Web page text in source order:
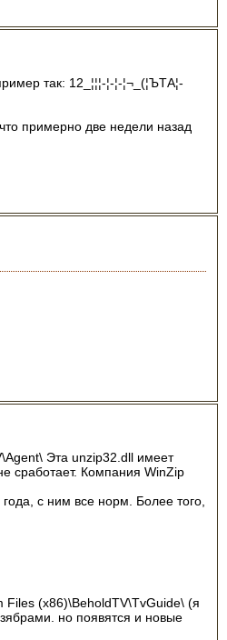
так: 12_¦¦¦-¦-¦-¦¬_(¦ЪTА¦-
примерно две недели назад
Эта unzip32.dll имеет
сработает. Компания WinZip
с ним все норм. Более того,
Files (x86)\BeholdTV\TvGuide\ (я
но появятся и новые